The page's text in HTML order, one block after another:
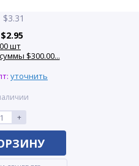
$3.31
$2.95
шт
$300.00...
уточнить
+